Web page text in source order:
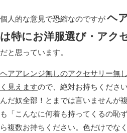
個人的な意見で恐縮なのですがヘ
は特にお洋服選び・アク
だと思っています。
ヘアアレンジ無しのアクセサリー無
く見えますので、絶対お持ちくださ
んだ奴全部！とまでは言いませんが
も「こんなに何着も持ってくるの恥
ら複数お持ちください。色だけでな